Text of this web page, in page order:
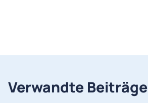
Verwandte Beiträge